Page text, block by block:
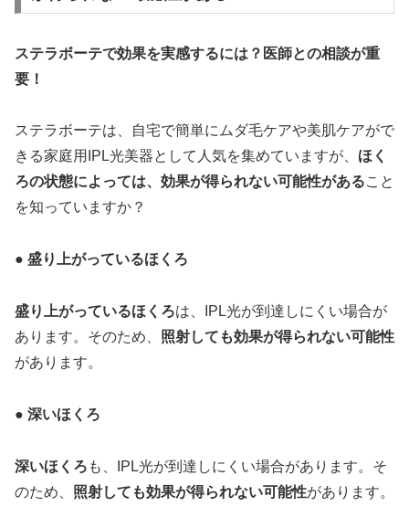
ステラボーテで効果を実感するには？医師との相談が重
要！
ステラボーテは、自宅で簡単にムダ毛ケアや美肌ケアがで
きる家庭用IPL光美器として人気を集めていますが、 ほく
ろの状態によっては、効果が得られない可能性があること
を知っていますか？
● 盛り上がっているほくろ
盛り上がっているほくろは、IPL光が到達しにくい場合が
あります。そのため、 照射しても効果が得られない可能性
があります。
● 深いほくろ
深いほくろ も、IPL光が到達しにくい場合があります。そ
のため、 照射しても効果が得られない可能性があります。